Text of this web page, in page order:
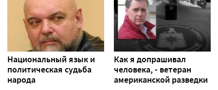
Национальный язык и
политическая судьба
народа
Как я допрашивал
человека, - ветеран
американской разведки